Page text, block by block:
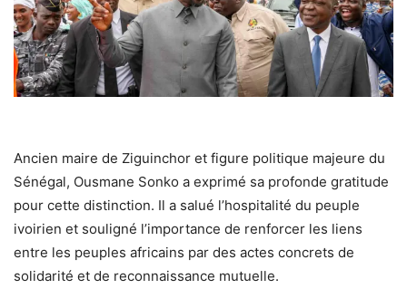
Ancien maire de Ziguinchor et figure politique majeure du
Sénégal, Ousmane Sonko a exprimé sa profonde gratitude
pour cette distinction. Il a salué l’hospitalité du peuple
ivoirien et souligné l’importance de renforcer les liens
entre les peuples africains par des actes concrets de
solidarité et de reconnaissance mutuelle.